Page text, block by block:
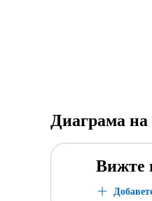
Диаграма на
Вижте